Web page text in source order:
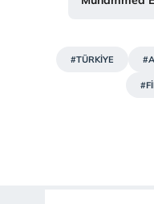
#TÜRKİYE